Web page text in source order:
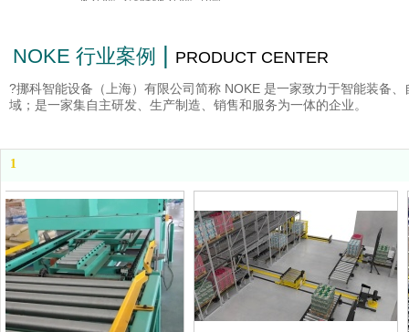
农副产品生产线
工装线
机床配套生产线
柔性链：不锈钢柔性链、铝合
皮带机，转弯皮带机、爬坡皮
带机
1
NOKE 行业案例 | PRODUCT CENTER
?挪科智能设备（上海）有限公司简称 NOKE 是一家致力于智能装备
域；是一家集自主研发、生产制造、销售和服务为一体的企业。